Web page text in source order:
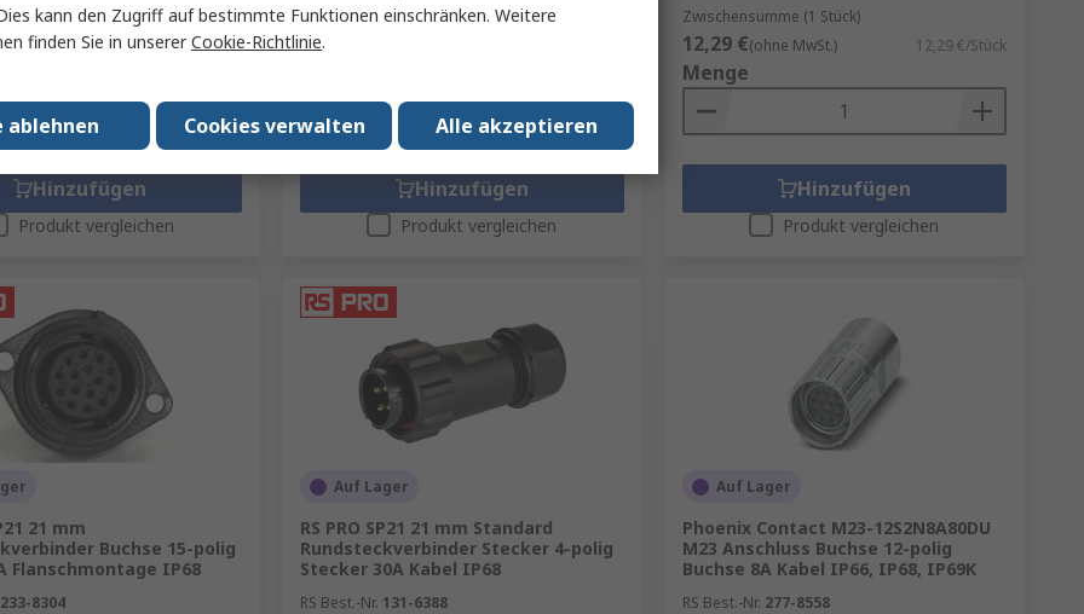
(1 Stück)
MwSt.) 10,69 €/Stück
Hinzufügen
Produkt vergleichen
Zwischensumme (1 Stück)
7,82 €
Hinzufügen
Produkt vergleichen
Zwischensumme (1 Stück)
12,29 €(ohne MwSt.) 12,29 €/Stück
Menge
Hinzufügen
Produkt vergleichen
21 mm
Buchse 15-polig
Flanschmontage IP68
233-8304
Auf Lager
RS PRO SP21 21 mm Standard
Rundsteckverbinder Stecker 4-polig
Stecker 30A Kabel IP68
RS Best.-Nr. 131-6388
Auf Lager
Phoenix Contact M23-12S2N8A80DU
M23 Anschluss Buchse 12-polig
Buchse 8A Kabel IP66, IP68, IP69K
RS Best.-Nr. 277-8558
kann den Zugriff auf bestimmte Funktionen einschränken. Weitere
finden Sie in unsererCookie-Richtlinie.
Alle akzeptieren
Cookies verwalten
ablehnen